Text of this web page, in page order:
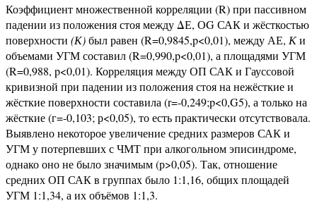
Коэффициент множественной корреляции (R) при пассивном
падении из положения стоя между ΔЕ, ОG САК и жёсткостью
поверхности (К)был равен (R=0,9845,p<0,01), между АЕ, Ки
объемами УГМ составил (R=0,990,p<0,01), а площадями УГМ
(R=0,988, p<0,01). Корреляция между ОП САК и Гауссовой
кривизной при падении из положения стоя на нежёсткие и
жёсткие поверхности составила (r=-0,249;p<0,G5), а только на
жёсткие (г=-0,103; р<0,05), то есть практически отсутствовала.
Выявлено некоторое увеличение средних размеров САК и
УГМ у потерпевших с ЧМТ при алкогольном эписиндроме,
однако оно не было значимым (р>0,05). Так, отношение
средних ОП САК в группах было 1:1,16, общих площадей
УГМ 1:1,34, а их объёмов 1:1,3.